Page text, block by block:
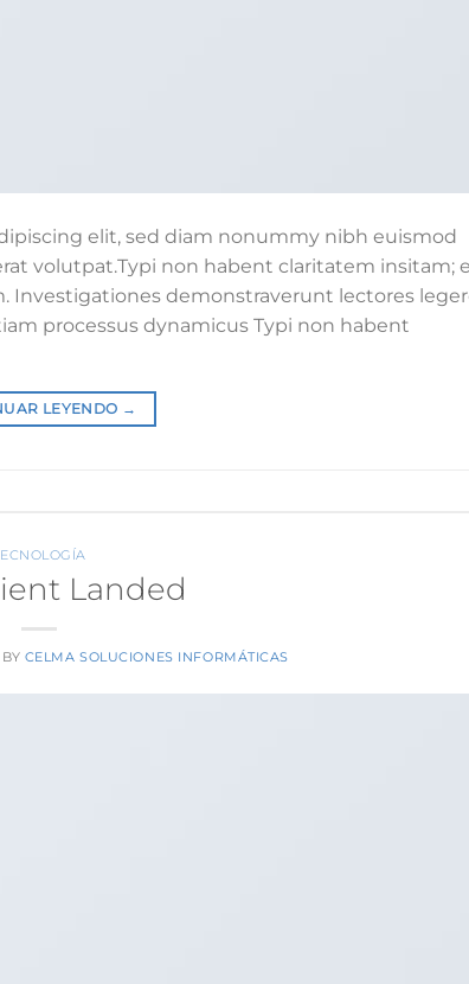
elit, sed diam nonummy nibh euismod
volutpat.Typi non habent claritatem insitam;
Investigationes demonstraverunt lectores
processus dynamicus Typi non habent
LEYENDO →
Landed
BY CELMA SOLUCIONES INFORMÁTICAS